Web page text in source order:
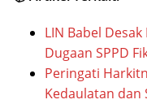
LIN Babel
Dugaan SPPD
Peringati
Kedaulatan dan